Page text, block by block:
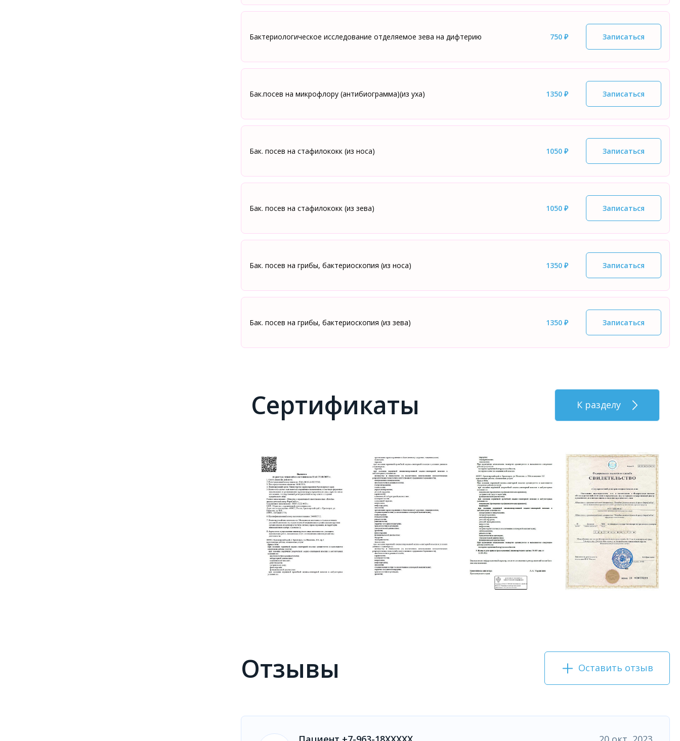
Бактериологическое исследование отделяемое зева на дифтерию 750 ₽ Записаться
Бак.посев на микрофлору (антибиограмма)(из уха) 1350 ₽ Записаться
Бак. посев на стафилококк (из носа) 1050 ₽ Записаться
Бак. посев на стафилококк (из зева) 1050 ₽ Записаться
Бак. посев на грибы, бактериоскопия (из носа) 1350 ₽ Записаться
Бак. посев на грибы, бактериоскопия (из зева) 1350 ₽ Записаться
Сертификаты К разделу
Отзывы Оставить отзыв